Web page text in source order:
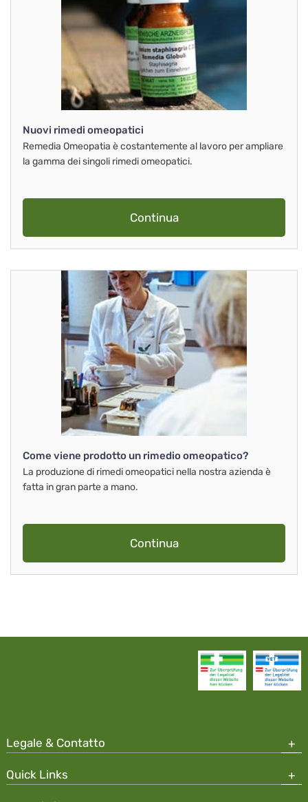
Nuovi rimedi omeopatici
Remedia Omeopatia è costantemente al lavoro per ampliare
la gamma dei singoli rimedi omeopatici.
Continua
Come viene prodotto un rimedio omeopatico?
La produzione di rimedi omeopatici nella nostra azienda è
fatta in gran parte a mano.
Continua
Legale & Contatto
Quick Links